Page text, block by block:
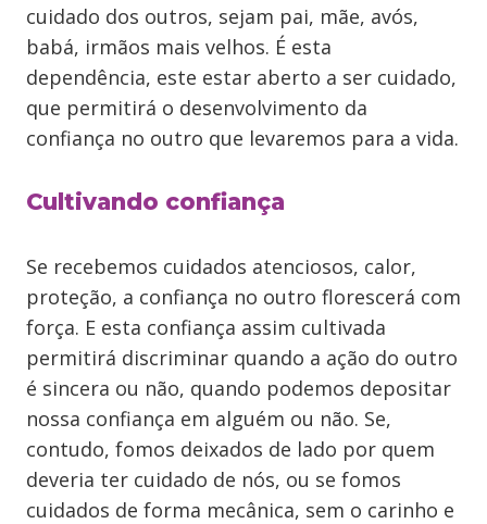
cuidado dos outros, sejam pai, mãe, avós,
babá, irmãos mais velhos. É esta
dependência, este estar aberto a ser cuidado,
que permitirá o desenvolvimento da
confiança no outro que levaremos para a vida.
Cultivando confiança
Se recebemos cuidados atenciosos, calor,
proteção, a confiança no outro florescerá com
força. E esta confiança assim cultivada
permitirá discriminar quando a ação do outro
é sincera ou não, quando podemos depositar
nossa confiança em alguém ou não. Se,
contudo, fomos deixados de lado por quem
deveria ter cuidado de nós, ou se fomos
cuidados de forma mecânica, sem o carinho e